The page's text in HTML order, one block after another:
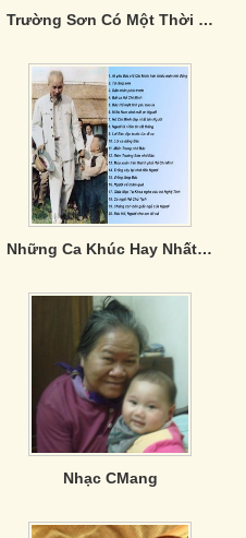
Trường Sơn Có Một Thời Như Thế
Những Ca Khúc Hay Nhất Về Bác Hồ Kính Yêu
Nhạc CMang